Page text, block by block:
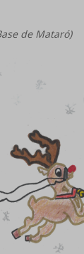
de Mataró)